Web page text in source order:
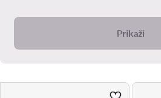
Prikaži